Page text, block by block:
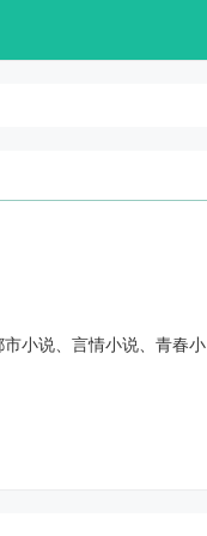
小说、言情小说、青春小